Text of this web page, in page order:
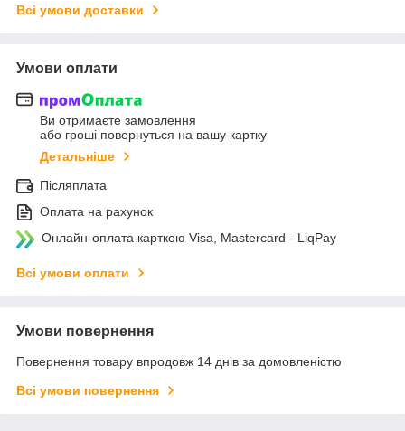
Всі умови доставки
Умови оплати
Ви отримаєте замовлення
або гроші повернуться на вашу картку
Детальніше
Післяплата
Оплата на рахунок
Онлайн-оплата карткою Visa, Mastercard - LiqPay
Всі умови оплати
Умови повернення
Повернення товару впродовж 14 днів за домовленістю
Всі умови повернення